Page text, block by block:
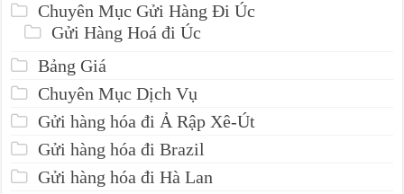
Chuyên Mục Gửi Hàng Đi Úc
Gửi Hàng Hoá đi Úc
Bảng Giá
Chuyên Mục Dịch Vụ
Gửi hàng hóa đi Ả Rập Xê-Út
Gửi hàng hóa đi Brazil
Gửi hàng hóa đi Hà Lan